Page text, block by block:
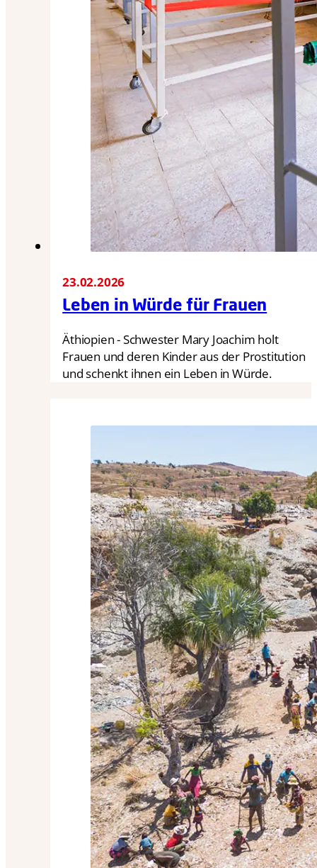
23.02.2026
Leben in Würde für Frauen
Äthiopien - Schwester Mary Joachim holt
Frauen und deren Kinder aus der Prostitution
und schenkt ihnen ein Leben in Würde.